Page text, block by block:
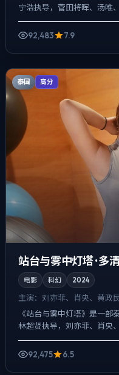
宁浩执导，菅田将晖、汤唯
而以环境声托情绪，喜剧桥
92,483
7.9
泰国 高分
站台与雾中灯塔 · 多
电影 科幻 2024
主演： 刘亦菲、肖央、黄政
《站台与雾中灯塔》是一
林超贤执导，刘亦菲、肖央
92,475
6.5